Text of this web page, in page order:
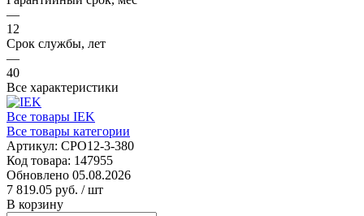
—
12
Срок службы, лет
—
40
Все характеристики
Все товары IEK
Все товары категории
Артикул: CPO12-3-380
Код товара: 147955
Обновлено 05.08.2026
7 819.05 руб. / шт
В корзину